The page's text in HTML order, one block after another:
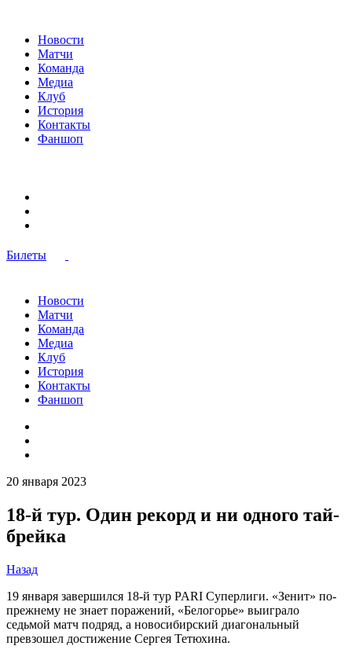
Новости
Матчи
Команда
Медиа
Клуб
История
Контакты
Фаншоп
Билеты
Новости
Матчи
Команда
Медиа
Клуб
История
Контакты
Фаншоп
20 января 2023
18-й тур. Один рекорд и ни одного тай-
брейка
Назад
19 января завершился 18-й тур PARI Суперлиги. «Зенит» по-
прежнему не знает поражений, «Белогорье» выиграло
седьмой матч подряд, а новосибирский диагональный
превзошел достижение Сергея Тетюхина.